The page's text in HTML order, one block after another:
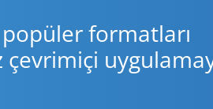
popüler formatları